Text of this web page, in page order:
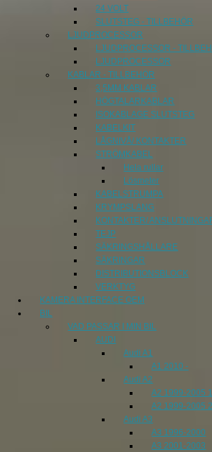
24 VOLT
SLUTSTEG - TILLBEHÖR
LJUDPROCESSOR
LJUDPROCESSOR -
LJUDPROCESSOR
KABLAR - TILLBEHÖR
3,5MM KABLAR
HÖGTALARKABLAR
ISOKABLAGE SLUTSTEG
KABELKIT
LÅGNIVÅ/ KONTAKTER
STRÖMKABEL
Hela rullar
Lösmeter
KABELSTRUMPA
KRYMPSLANG
KONTAKTER/
TEJP
SÄKRINGSHÅLLARE
SÄKRINGAR
DISTRIBUTIONSBLOCK
VERKTYG
KAMERA INTERFACE OEM
BIL
VAD PASSAR I MIN BIL
AUDI
Audi A1
A1 2010 -
Audi A2
A2 1999-2005
A2 1999-2005
Audi A3
A3 1996-2000
A3 2001-2003